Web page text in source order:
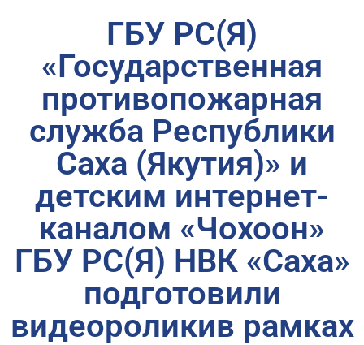
ГБУ РС(Я)
«Государственная
противопожарная
служба Республики
Саха (Якутия)» и
детским интернет-
каналом «Чохоон»
ГБУ РС(Я) НВК «Саха»
подготовили
видеороликив рамках